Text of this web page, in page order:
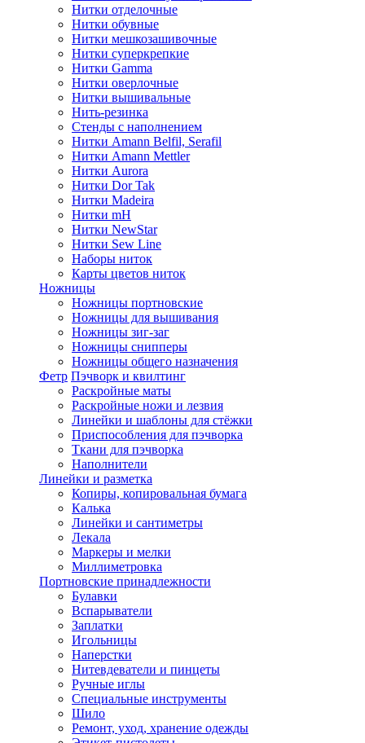
Нитки отделочные
Нитки обувные
Нитки мешкозашивочные
Нитки суперкрепкие
Нитки Gamma
Нитки оверлочные
Нитки вышивальные
Нить-резинка
Стенды с наполнением
Нитки Amann Belfil, Serafil
Нитки Amann Mettler
Нитки Aurora
Нитки Dor Tak
Нитки Madeira
Нитки mH
Нитки NewStar
Нитки Sew Line
Наборы ниток
Карты цветов ниток
Ножницы
Ножницы портновские
Ножницы для вышивания
Ножницы зиг-заг
Ножницы снипперы
Ножницы общего назначения
Фетр Пэчворк и квилтинг
Раскройные маты
Раскройные ножи и лезвия
Линейки и шаблоны для стёжки
Приспособления для пэчворка
Ткани для пэчворка
Наполнители
Линейки и разметка
Копиры, копировальная бумага
Калька
Линейки и сантиметры
Лекала
Маркеры и мелки
Миллиметровка
Портновские принадлежности
Булавки
Вспарыватели
Заплатки
Игольницы
Наперстки
Нитевдеватели и пинцеты
Ручные иглы
Специальные инструменты
Шило
Ремонт, уход, хранение одежды